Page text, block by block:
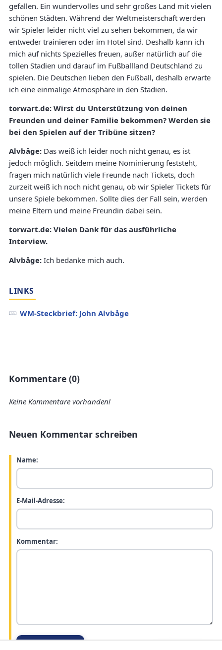
gefallen. Ein wundervolles und sehr großes Land mit vielen
schönen Städten. Während der Weltmeisterschaft werden
wir Spieler leider nicht viel zu sehen bekommen, da wir
entweder trainieren oder im Hotel sind. Deshalb kann ich
mich auf nichts Spezielles freuen, außer natürlich auf die
tollen Stadien und darauf im Fußballland Deutschland zu
spielen. Die Deutschen lieben den Fußball, deshalb erwarte
ich eine einmalige Atmosphäre in den Stadien.
torwart.de: Wirst du Unterstützung von deinen
Freunden und deiner Familie bekommen? Werden sie
bei den Spielen auf der Tribüne sitzen?
Alvbåge: Das weiß ich leider noch nicht genau, es ist
jedoch möglich. Seitdem meine Nominierung feststeht,
fragen mich natürlich viele Freunde nach Tickets, doch
zurzeit weiß ich noch nicht genau, ob wir Spieler Tickets für
unsere Spiele bekommen. Sollte dies der Fall sein, werden
meine Eltern und meine Freundin dabei sein.
torwart.de: Vielen Dank für das ausführliche
Interview.
Alvbåge: Ich bedanke mich auch.
LINKS
WM-Steckbrief: John Alvbåge
Kommentare (0)
Keine Kommentare vorhanden!
Neuen Kommentar schreiben
Name:
E-Mail-Adresse:
Kommentar: